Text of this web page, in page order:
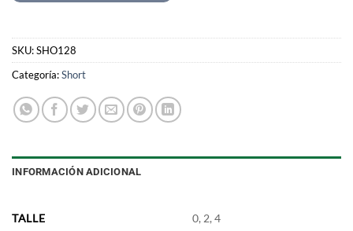
SKU:SHO128
Categoría:Short
INFORMACIÓN ADICIONAL
TALLE 0, 2, 4